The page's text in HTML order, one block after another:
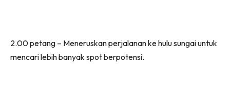
2.00 petang – Meneruskan perjalanan ke hulu sungai untuk
mencari lebih banyak spot berpotensi.